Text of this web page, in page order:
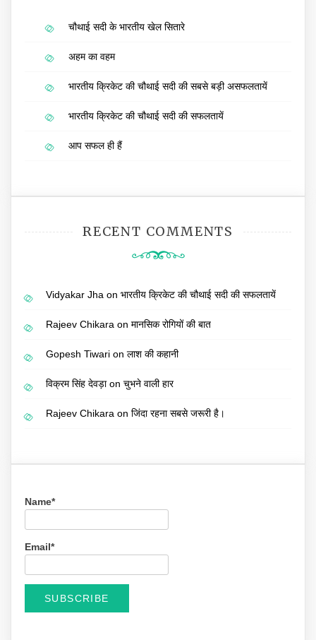
चौथाई सदी के भारतीय खेल सितारे
अहम का वहम
भारतीय क्रिकेट की चौथाई सदी की सबसे बड़ी असफलतायें
भारतीय क्रिकेट की चौथाई सदी की सफलतायें
आप सफल ही हैं
RECENT COMMENTS
Vidyakar Jha on भारतीय क्रिकेट की चौथाई सदी की सफलतायें
Rajeev Chikara on मानसिक रोगियों की बात
Gopesh Tiwari on लाश की कहानी
विक्रम सिंह देवड़ाon चुभने वाली हार
Rajeev Chikara on जिंदा रहना सबसे जरूरी है।
Name*
Email*